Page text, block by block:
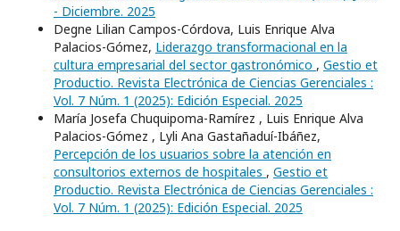
- Diciembre. 2025
Degne Lilian Campos-Córdova, Luis Enrique Alva
Palacios-Gómez, Liderazgo transformacional en la
cultura empresarial del sector gastronómico , Gestio et
Productio. Revista Electrónica de Ciencias Gerenciales :
Vol. 7 Núm. 1 (2025): Edición Especial. 2025
María Josefa Chuquipoma-Ramírez , Luis Enrique Alva
Palacios-Gómez , Lyli Ana Gastañaduí-Ibáñez,
Percepción de los usuarios sobre la atención en
consultorios externos de hospitales , Gestio et
Productio. Revista Electrónica de Ciencias Gerenciales :
Vol. 7 Núm. 1 (2025): Edición Especial. 2025